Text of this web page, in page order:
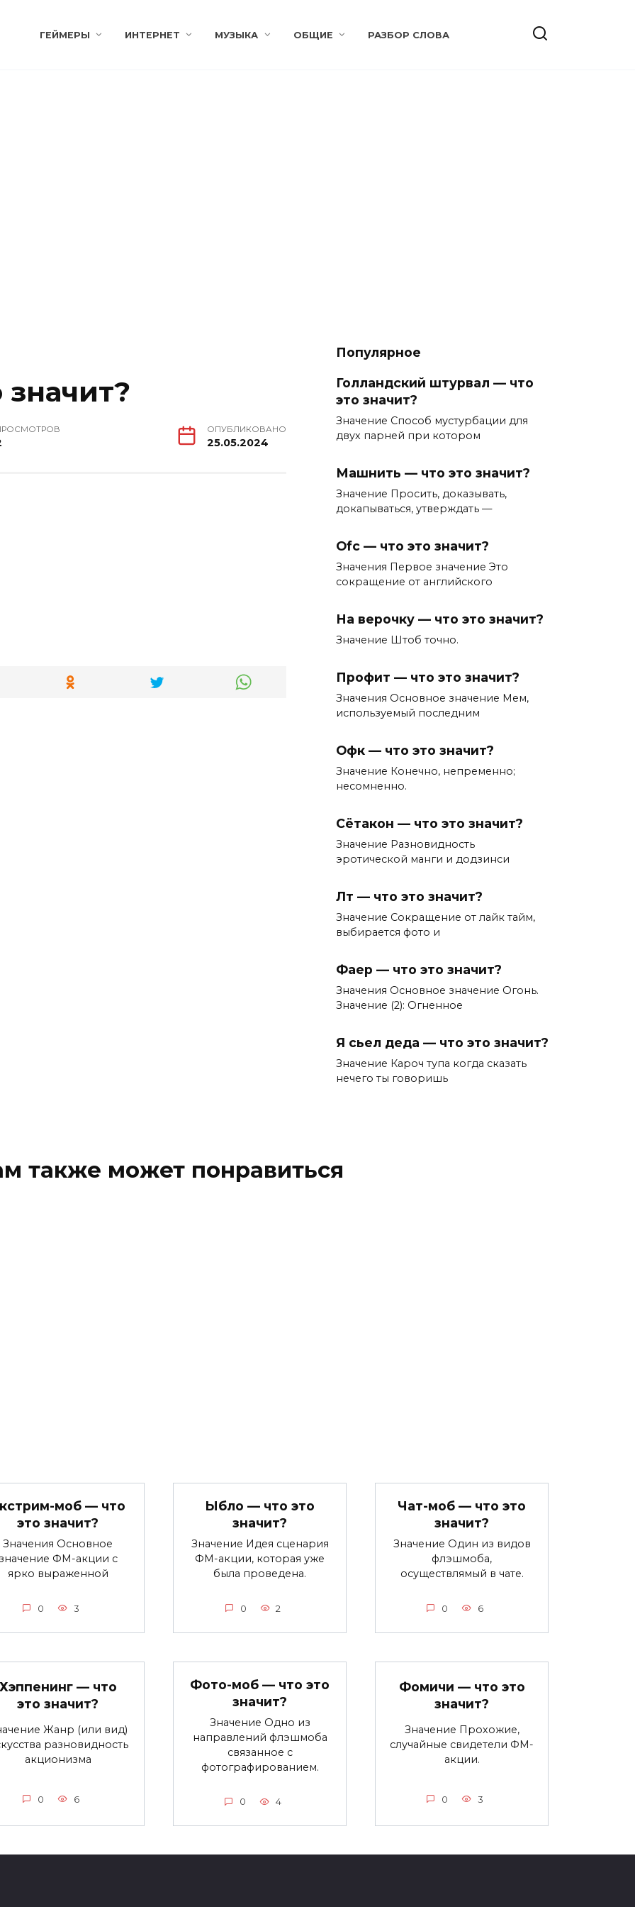
ГЕЙМЕРЫ ИНТЕРНЕТ МУЗЫКА ОБЩИЕ РАЗБОР СЛОВА
ОПУБЛИКОВАНО
25.05.2024
Популярное
Голландский штурвал — что
это значит?
Значение Способ мустурбации для
двух парней при котором
Машнить — что это значит?
Значение Просить, доказывать,
докапываться, утверждать —
Ofc — что это значит?
Значения Первое значение Это
сокращение от английского
На верочку — что это значит?
Значение Штоб точно.
Профит — что это значит?
Значения Основное значение Мем,
используемый последним
Офк — что это значит?
Значение Конечно, непременно;
несомненно.
Сётакон — что это значит?
Значение Разновидность
эротической манги и додзинси
Лт — что это значит?
Значение Сокращение от лайк тайм,
выбирается фото и
Фаер — что это значит?
Значения Основное значение Огонь.
Значение (2): Огненное
Я сьел деда — что это значит?
Значение Кароч тупа когда сказать
нечего ты говоришь
также может понравиться
моб — что
это значит?
Значения Основное
ФМ-акции с
ярко выраженной
0 3
Ыбло — что это
значит?
Значение Идея сценария
ФМ-акции, которая уже
была проведена.
0 2
Чат-моб — что это
значит?
Значение Один из видов
флэшмоба,
осуществлямый в чате.
0 6
— что
это значит?
Жанр (или вид)
разновидность
акционизма
0 6
Фото-моб — что это
значит?
Значение Одно из
направлений флэшмоба
связанное с
фотографированием.
0 4
Фомичи — что это
значит?
Значение Прохожие,
случайные свидетели ФМ-
акции.
0 3